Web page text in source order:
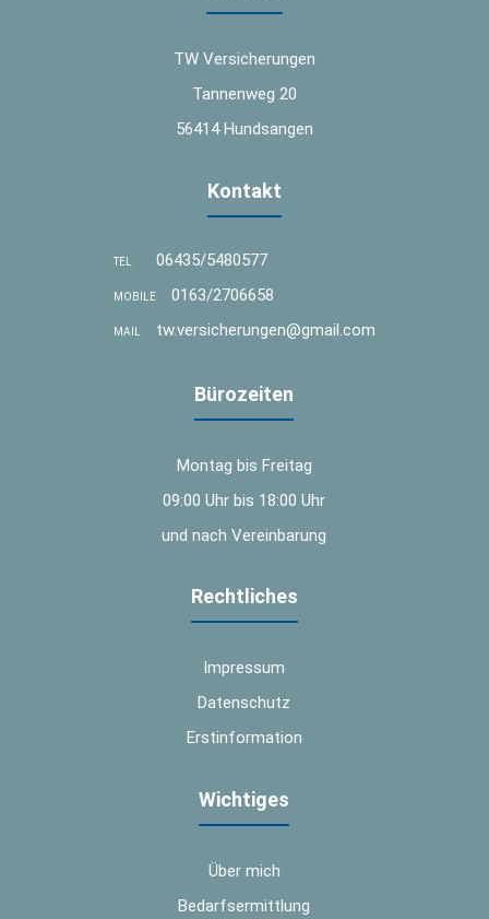
TW Versicherungen
Tannenweg 20
56414 Hundsangen
Kontakt
TEL 06435/5480577
MOBILE 0163/2706658
MAIL tw.versicherungen@gmail.com
Bürozeiten
Montag bis Freitag
09:00 Uhr bis 18:00 Uhr
und nach Vereinbarung
Rechtliches
Impressum
Datenschutz
Erstinformation
Wichtiges
Über mich
Bedarfsermittlung